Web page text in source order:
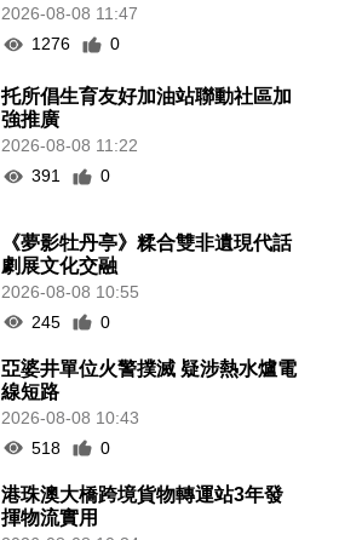
2026-08-08 11:47
1276
0
托所倡生育友好加油站聯動社區加
強推廣
2026-08-08 11:22
391
0
《夢影牡丹亭》糅合雙非遺現代話
劇展文化交融
2026-08-08 10:55
245
0
亞婆井單位火警撲滅 疑涉熱水爐電
線短路
2026-08-08 10:43
518
0
港珠澳大橋跨境貨物轉運站3年發
揮物流實用